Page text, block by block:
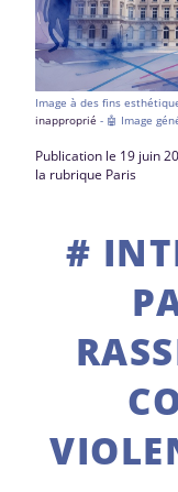
Image à des fins
inapproprié - 🤖 Image
Publication le 19 juin
la rubrique Paris
#